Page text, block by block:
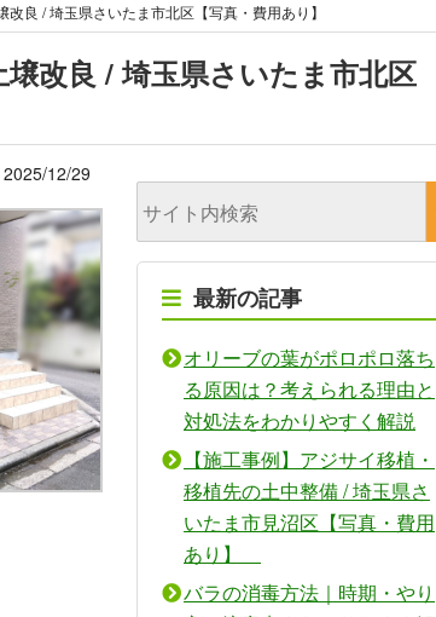
改良 / 埼玉県さいたま市北区【写真・費用あり】
壌改良 / 埼玉県さいたま市北区
2025/12/29
最新の記事
オリーブの葉がポロポロ落ち
る原因は？考えられる理由と
対処法をわかりやすく解説
【施工事例】アジサイ移植・
移植先の土中整備 / 埼玉県さ
いたま市見沼区【写真・費用
あり】
バラの消毒方法｜時期・やり